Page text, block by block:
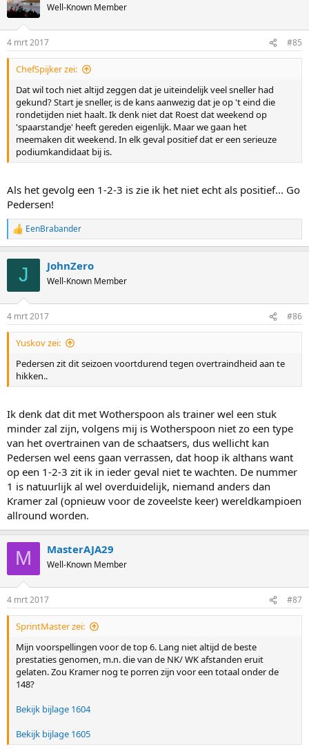
Well-Known Member
4 mrt 2017 #85
ChefSpijker zei:
Dat wil toch niet altijd zeggen dat je uiteindelijk veel sneller had
gekund? Start je sneller, is de kans aanwezig dat je op 't eind die
rondetijden niet haalt. Ik denk niet dat Roest dat weekend op
'spaarstandje' heeft gereden eigenlijk. Maar we gaan het
meemaken dit weekend. In elk geval positief dat er een serieuze
podiumkandidaat bij is.
Als het gevolg een 1-2-3 is zie ik het niet echt als positief... Go
Pedersen!
R
e
s
:
EenBrabander
J JohnZero
Well-Known Member
4 mrt 2017 #86
Yuskov zei:
Pedersen zit dit seizoen voortdurend tegen overtraindheid aan te
hikken..
Ik denk dat dit met Wotherspoon als trainer wel een stuk
minder zal zijn, volgens mij is Wotherspoon niet zo een type
van het overtrainen van de schaatsers, dus wellicht kan
Pedersen wel eens gaan verrassen, dat hoop ik althans want
op een 1-2-3 zit ik in ieder geval niet te wachten. De nummer
1 is natuurlijk al wel overduidelijk, niemand anders dan
Kramer zal (opnieuw voor de zoveelste keer) wereldkampioen
allround worden.
M MasterAJA29
Well-Known Member
4 mrt 2017 #87
SprintMaster zei:
Mijn voorspellingen voor de top 6. Lang niet altijd de beste
prestaties genomen, m.n. die van de NK/ WK afstanden eruit
gelaten. Zou Kramer nog te porren zijn voor een totaal onder de
148?
Bekijk bijlage 1604
Bekijk bijlage 1605